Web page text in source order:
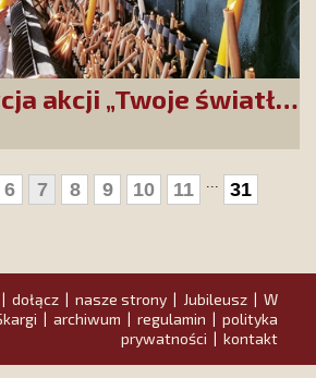
akcji „Twoje światło
6 7 8 9 10 11 31
| dołącz | nasze strony | Jubileusz | W
| archiwum | regulamin | polityka
prywatności | kontakt